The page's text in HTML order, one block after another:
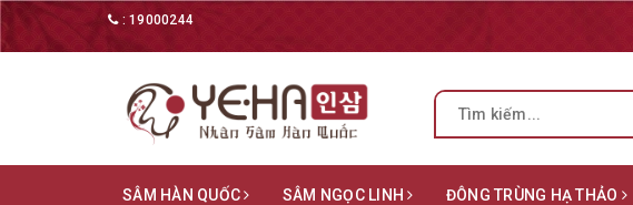
: 19000244
SÂM HÀN QUỐC SÂM NGỌC LINH ĐÔNG TRÙNG HẠ THẢO